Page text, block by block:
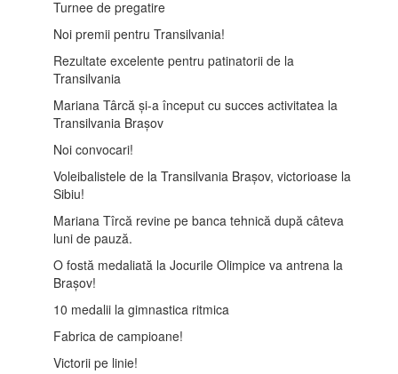
Turnee de pregatire
Noi premii pentru Transilvania!
Rezultate excelente pentru patinatorii de la
Transilvania
Mariana Târcă și-a început cu succes activitatea la
Transilvania Brașov
Noi convocari!
Voleibalistele de la Transilvania Brașov, victorioase la
Sibiu!
Mariana Tîrcă revine pe banca tehnică după câteva
luni de pauză.
O fostă medaliată la Jocurile Olimpice va antrena la
Brașov!
10 medalii la gimnastica ritmica
Fabrica de campioane!
Victorii pe linie!